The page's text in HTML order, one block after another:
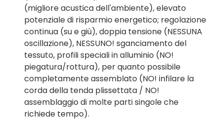
(migliore acustica dell'ambiente), elevato
potenziale di risparmio energetico; regolazione
continua (su e giù), doppia tensione (NESSUNA
oscillazione), NESSUNO! sganciamento del
tessuto, profili speciali in alluminio (NO!
piegatura/rottura), per quanto possibile
completamente assemblato (NO! infilare la
corda della tenda plissettata / NO!
assemblaggio di molte parti singole che
richiede tempo).